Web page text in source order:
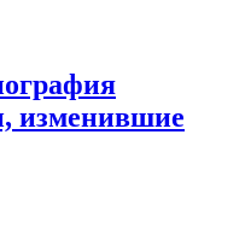
изменившие